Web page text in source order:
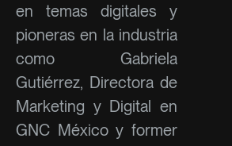
en temas digitales y
pioneras en la industria
como Gabriela
Gutiérrez, Directora de
Marketing y Digital en
GNC México y former